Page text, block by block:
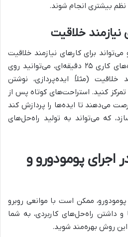
بیشتری انجام شوند.
نیازمند خلاقیت
می‌تواند برای کارهای نیازمند خلاقیت
نیز مفید باشد. در طول بازه‌های کاری ۲۵ دقیقه‌ای، می‌توانید روی
(مثلاً ایده‌پردازی، نوشتن
کنید. استراحت‌های کوتاه پس از
می‌دهند تا ایده‌ها را پردازش کند
که می‌تواند به تولید راه‌حل‌های
اجرای پومودورو و
ممکن است با موانعی روبرو
داشتن راه‌حل‌های کاربردی، به شما
روش بهره‌مند شوید.